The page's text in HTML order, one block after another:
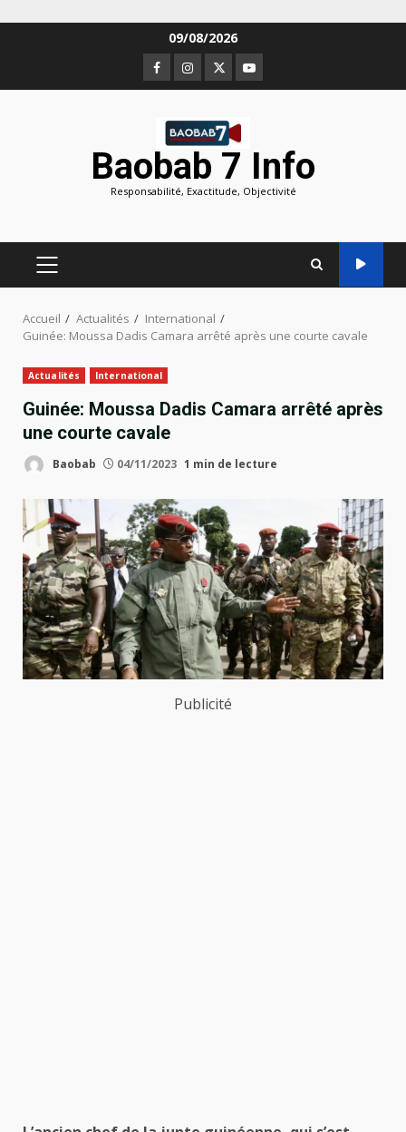
09/08/2026
Facebook
Instagram
TwitterYoutube
Baobab 7 Info
Responsabilité, Exactitude, Objectivité
MENU
PRINCIPAL
Accueil Actualités
International
Guinée: Moussa Dadis Camara arrêté après une courte cavale
Actualités International
Guinée: Moussa Dadis Camara arrêté après
une courte cavale
Baobab 04/11/2023 1 min de lecture
Publicité